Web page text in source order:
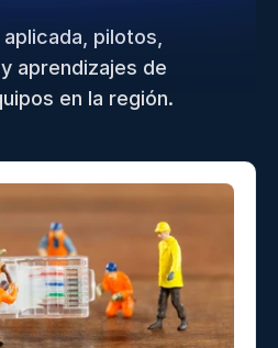
pilotos,
aprendizajes de
en la región.